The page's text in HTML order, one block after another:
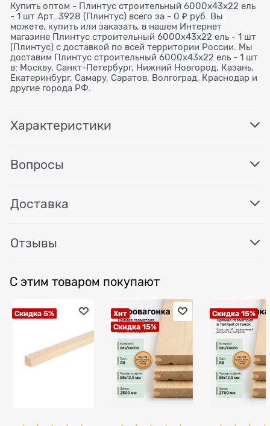
Купить оптом - Плинтус строительный 6000x43х22 ель
- 1 шт Арт. 3928 (Плинтус) всего за - 0 ₽ руб. Вы
можете, купить или заказать, в нашем Интернет
магазине Плинтус строительный 6000x43х22 ель - 1 шт
(Плинтус) с доставкой по всей территории России. Мы
доставим Плинтус строительный 6000x43х22 ель - 1 шт
в: Москву, Санкт-Петербург, Нижний Новгород, Казань,
Екатеринбург, Самару, Саратов, Волгоград, Краснодар и
другие города РФ.
Характеристики
Вопросы
Доставка
Отзывы
С этим товаром покупают
Скидка 5%
Хит
Скидка 15%
Скидка 15%